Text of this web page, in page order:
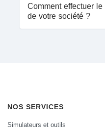
Comment effectuer
de votre société ?
NOS SERVICES
Simulateurs et outils